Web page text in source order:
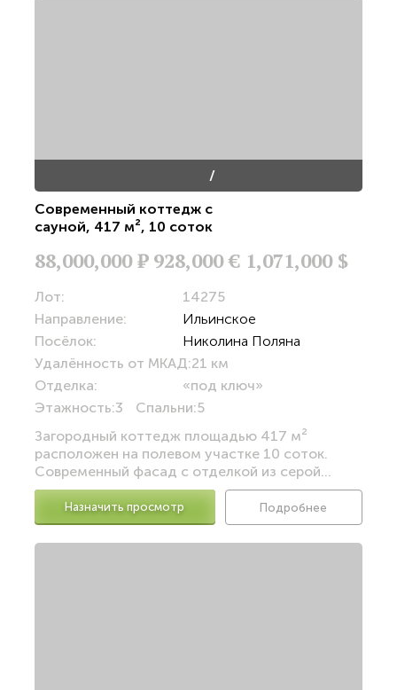
/
Современный коттедж с
сауной, 417 м², 10 соток
88,000,000Р 928,000 € 1,071,000 $
Лот:
14275
Направление:
Ильинское
Посёлок:
Николина Поляна
Удалённость от МКАД:21 км
Отделка:
«под ключ»
Этажность:3 Спальни:5
Загородный коттедж площадью 417 м²
расположен на полевом участке 10 соток.
Современный фасад с отделкой из серой...
Назначить просмотр Подробнее